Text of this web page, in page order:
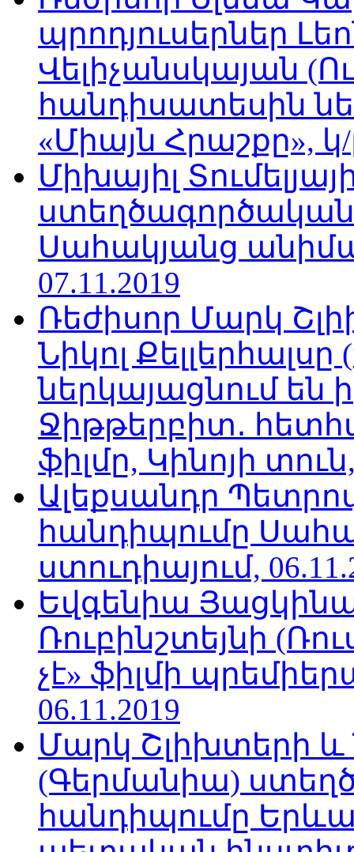
պրոդյուսերներ
Վելիչանսկայան
հանդիսատեսին
«Միայն Հրաշքը», կ/
Միխայիլ
Սահակյանց
07.11.2019
Ռեժիսոր Մարկ
Նիկոլ
ներկայացնում են
Ջիթթերբիտ․
ֆիլմը, Կինոյի տուն,
Ալեքսանդր
հանդիպումը
ստուդիայում,
Եվգենիա
Ռուբինշտեյնի
չէ» ֆիլմի
06.11.2019
Մարկ Շլիխտերի և
(Գերմանիա)
հանդիպումը